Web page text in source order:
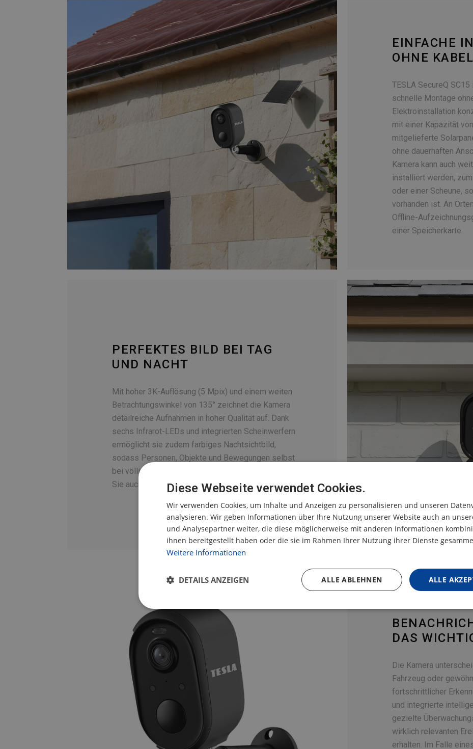
EINFACHE
OHNE KABEL
TESLA SecureQ
schnelle Montage
Elektroinstallation
mit einer Kapazität
mitgelieferte
ohne dauerhaften
Kamera kann auch
installiert werden,
oder einer Scheune,
vorhanden ist. An
Offline-
einer Speicherkarte.
PERFEKTES BILD BEI TAG
UND NACHT
Mit hoher 3K-Auflösung (5 Mpix) und einem weiten
Betrachtungswinkel von 135° zeichnet die Kamera
detailreiche Aufnahmen in hoher Qualität auf. Dank
sechs Infrarot-LEDs und integrierten Scheinwerfern
ermöglicht sie zudem farbiges Nachtsichtbild,
sodass Personen, Objekte und Bewegungen selbst
bei völliger Dunkelheit erkennbar sind. So behalten
Sie auch nachts den Überblick.
DAS
Die Kamera
Fahrzeug oder
fortschrittlicher
und integrierte
gezielte
wirklich relevanten
erhalten. Im Falle
Diese Webseite verwendet Cookies.
Wir verwenden Cookies, um Inhalte und Anzeigen zu personalisieren und unseren
analysieren. Wir geben Informationen über Ihre Nutzung unserer Website auch an
und Analysepartner weiter, die diese möglicherweise mit anderen Informationen
ihnen bereitgestellt haben oder die sie im Rahmen Ihrer Nutzung ihrer Dienste
Weitere Informationen
ALLE
ALLE ABLEHNEN
DETAILS ANZEIGEN